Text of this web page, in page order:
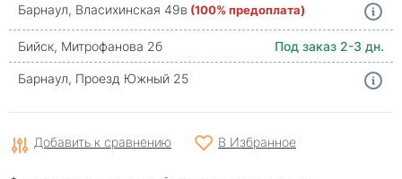
Барнаул, Власихинская 49в (100% предоплата)
Бийск, Митрофанова 2б
Под заказ 2-3 дн.
Барнаул, Проезд Южный 25
Добавить к сравнению В Избранное